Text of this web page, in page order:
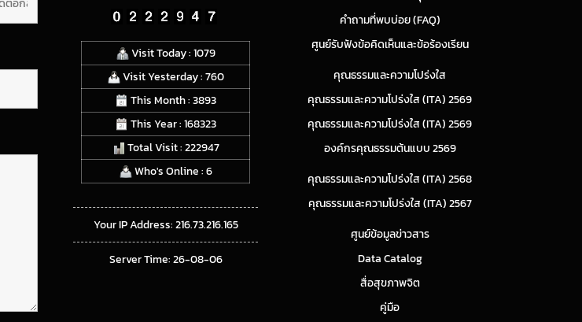
Visit Today : 1079
Visit Yesterday : 760
This Month : 3893
This Year : 168323
Total Visit : 222947
Who's Online : 6
Your IP Address: 216.73.216.165
Server Time: 26-08-06
คำถามที่พบบ่อย (FAQ)
ศูนย์รับฟังข้อคิดเห็นและข้อร้องเรียน
คุณธรรมและความโปร่งใส
คุณธรรมและความโปร่งใส (ITA) 2569
คุณธรรมและความโปร่งใส (ITA) 2569
องค์กรคุณธรรมต้นแบบ 2569
คุณธรรมและความโปร่งใส (ITA) 2568
คุณธรรมและความโปร่งใส (ITA) 2567
ศูนย์ข้อมูลข่าวสาร
Data Catalog
สื่อสุขภาพจิต
คู่มือ